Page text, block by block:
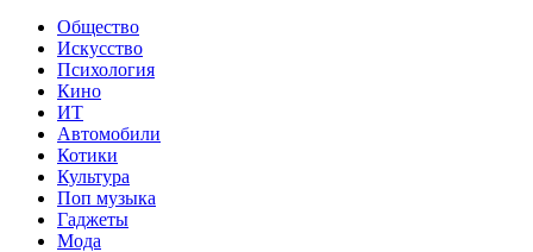
Общество
Искусство
Психология
Кино
ИТ
Автомобили
Котики
Культура
Поп музыка
Гаджеты
Мода